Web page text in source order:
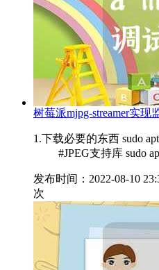
树莓派mjpg-streamer实
1.下载必要的东西
#JPEG支持库 sudo
发布时间：2022-08-10
次